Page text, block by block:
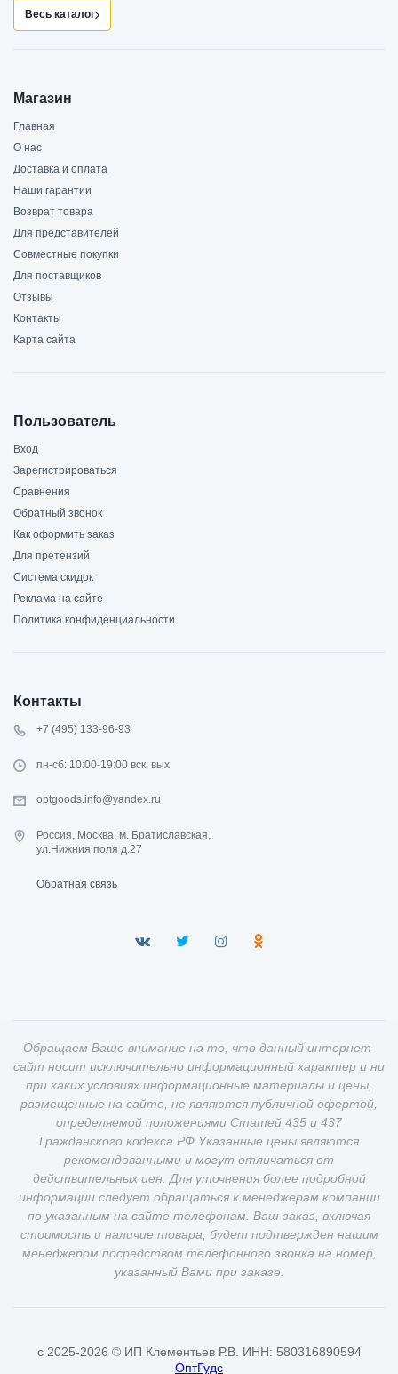
Весь каталог
Магазин
Главная
О нас
Доставка и оплата
Наши гарантии
Возврат товара
Для представителей
Совместные покупки
Для поставщиков
Отзывы
Контакты
Карта сайта
Пользователь
Вход
Зарегистрироваться
Сравнения
Обратный звонок
Как оформить заказ
Для претензий
Система скидок
Реклама на сайте
Политика конфиденциальности
Контакты
+7 (495) 133-96-93
пн-сб: 10:00-19:00 вск: вых
optgoods.info@yandex.ru
Россия, Москва, м. Братиславская,
ул.Нижния поля д.27
Обратная связь
Обращаем Ваше внимание на то, что данный интернет-
сайт носит исключительно информационный характер и ни
при каких условиях информационные материалы и цены,
размещенные на сайте, не являются публичной офертой,
определяемой положениями Статей 435 и 437
Гражданского кодекса РФ Указанные цены являются
рекомендованными и могут отличаться от
действительных цен. Для уточнения более подробной
информации следует обращаться к менеджерам компании
по указанным на сайте телефонам. Ваш заказ, включая
стоимость и наличие товара, будет подтвержден нашим
менеджером посредством телефонного звонка на номер,
указанный Вами при заказе.
c 2025-2026 © ИП Клементьев Р.В. ИНН: 580316890594
ОптГудс